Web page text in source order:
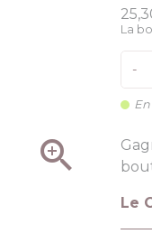

La
-
Le